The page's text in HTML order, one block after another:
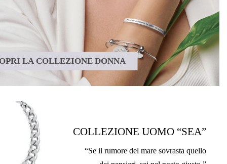
LA COLLEZIONE DONNA
COLLEZIONE UOMO “SEA”
“Se il rumore del mare sovrasta quello